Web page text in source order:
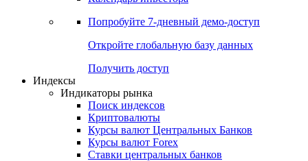
Попробуйте 7-дневный демо-доступ
Откройте глобальную базу данных
Получить доступ
Индексы
Индикаторы рынка
Поиск индексов
Криптовалюты
Курсы валют Центральных Банков
Курсы валют Forex
Ставки центральных банков